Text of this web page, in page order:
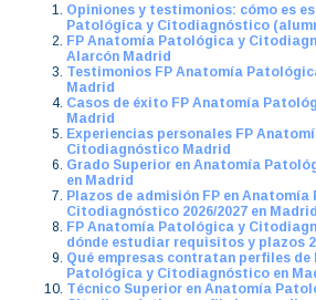
Opiniones y testimonios: cómo es
Patológica y Citodiagnóstico
FP Anatomía Patológica y
Alarcón Madrid
Testimonios FP Anatomía
Madrid
Casos de éxito FP Anatomía
Madrid
Experiencias personales FP
Citodiagnóstico Madrid
Grado Superior en Anatomía
en Madrid
Plazos de admisión FP en
Citodiagnóstico 2026/2027 en
FP Anatomía Patológica y
dónde estudiar requisitos y plazos
Qué empresas contratan perfiles de
Patológica y Citodiagnóstico en
Técnico Superior en Anatomía